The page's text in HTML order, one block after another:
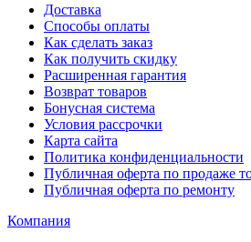
Доставка
Способы оплаты
Как сделать заказ
Как получить скидку
Расширенная гарантия
Возврат товаров
Бонусная система
Условия рассрочки
Карта сайта
Политика конфиденциальности
Публичная оферта по продаже
Публичная оферта по ремонту
Компания